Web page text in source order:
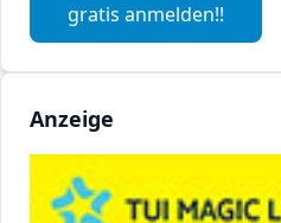
gratis anmelden!!
Anzeige